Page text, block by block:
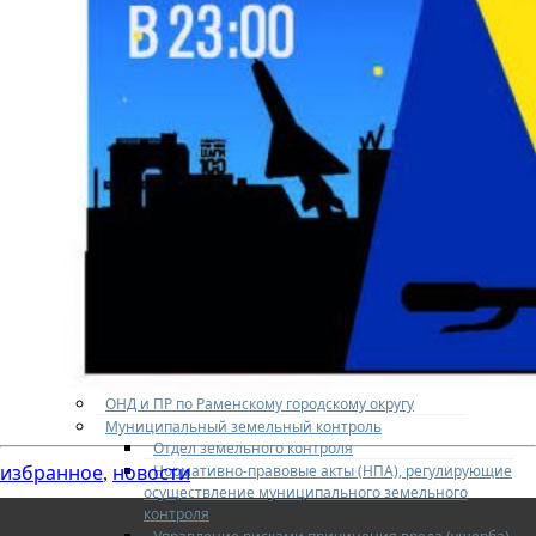
Общественные организации
ОМВД
Территориальная избирательная комиссия
Контрольно — счетная палата
Прокуратура города Жуковского
Главное управление регионального
государственного жилищного надзора и
содержания территорий Московской области
Госстройнадзор Московской области
Муниципальное учреждение «Дирекция
централизованного обеспечения городского округа
Жуковский Московской области» (МУ «ДЦО»)
Центр «Мои документы» г.о. Жуковский
Центр занятости населения Московской области
ОНД и ПР по Раменскому городскому округу
Муниципальный земельный контроль
Отдел земельного контроля
Нормативно-правовые акты (НПА), регулирующие
осуществление муниципального земельного
контроля
избранное, новости